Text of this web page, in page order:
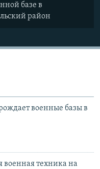
базе в
район
военные базы в
военная техника на